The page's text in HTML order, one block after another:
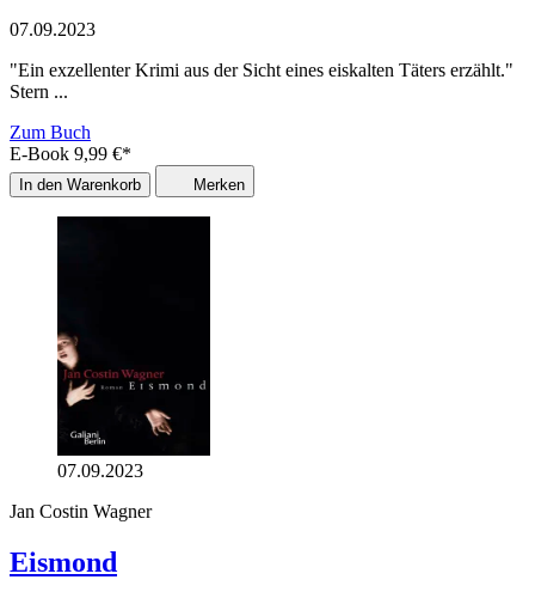
07.09.2023
"Ein exzellenter Krimi aus der Sicht eines eiskalten Täters erzählt."
Stern ...
Zum Buch
E-Book 9,99 €*
In den Warenkorb Merken
07.09.2023
Jan Costin Wagner
Eismond